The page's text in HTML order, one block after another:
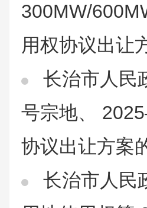
300MW/
用权协议出让
长治市人民
号宗地、
协议出让方案
长治市人民